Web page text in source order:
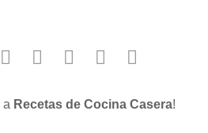
a Recetas de Cocina Casera!